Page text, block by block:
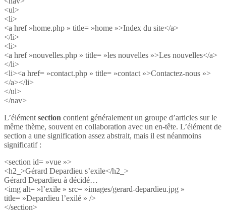
<ul>
<li>
<a href »home.php » title= »home »>Index du site</a>
</li>
<li>
<a href »nouvelles.php » title= »les nouvelles »>Les nouvelles</a>
</li>
<li><a href= »contact.php » title= »contact »>Contactez-nous »>
</a></li>
</ul>
</nav>
L’élément section contient généralement un groupe d’articles sur le
même thème, souvent en collaboration avec un en-tête. L’élément de
section a une signification assez abstrait, mais il est néanmoins
significatif :
<section id= »vue »>
<h2_>Gérard Depardieu s’exile</h2_>
Gérard Depardieu à décidé…
<img alt= »l’exile » src= »images/gerard-depardieu.jpg »
title= »Depardieu l’exilé » />
</section>